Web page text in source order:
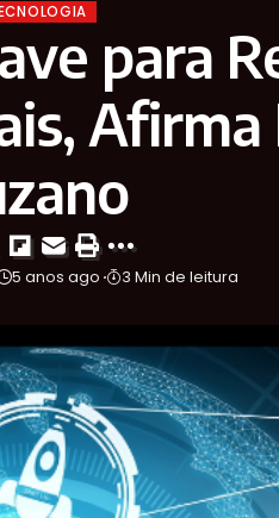
para
5 anos ago 3 Min de leitura